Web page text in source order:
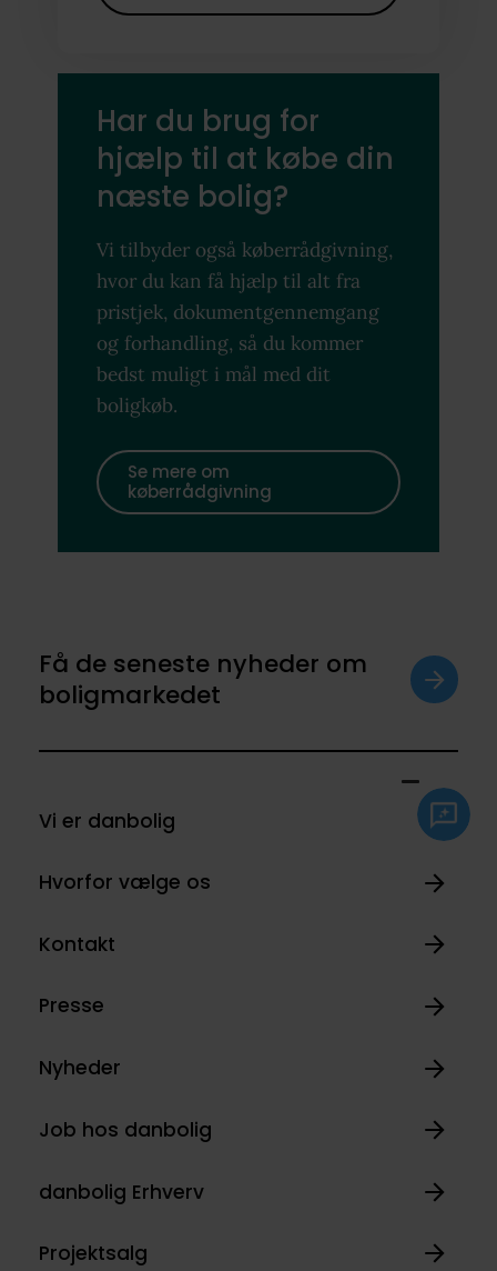
Har du brug for
hjælp til at købe din
næste bolig?
Vi tilbyder også køberrådgivning,
hvor du kan få hjælp til alt fra
pristjek, dokumentgennemgang
og forhandling, så du kommer
bedst muligt i mål med dit
boligkøb.
Se mere om
køberrådgivning
Få de seneste nyheder om
boligmarkedet
Vi er danbolig
Hvorfor vælge os
Kontakt
Presse
Nyheder
Job hos danbolig
danbolig Erhverv
Projektsalg